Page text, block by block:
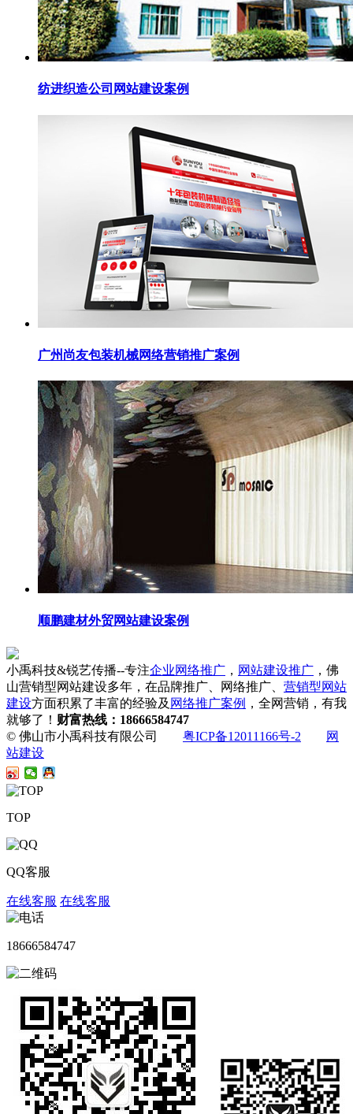
纺进织造公司网站建设案例
广州尚友包装机械网络营销推广案例
顺鹏建材外贸网站建设案例
小禹科技&锐艺传播--专注企业网络推广 ， 网站建设推广 ，佛
山营销型网站建设多年，在品牌推广、网络推广、 营销型网站
建设方面积累了丰富的经验及 网络推广案例 ，全网营销，有我
就够了！ 财富热线：18666584747
© 佛山市小禹科技有限公司 粤ICP备12011166号-2
网
站建设
TOP
QQ客服
在线客服 在线客服
18666584747